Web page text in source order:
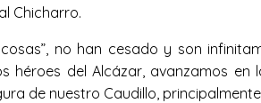
Chicharro.
no han cesado y son
del Alcázar, avanzamos
de nuestro Caudillo,